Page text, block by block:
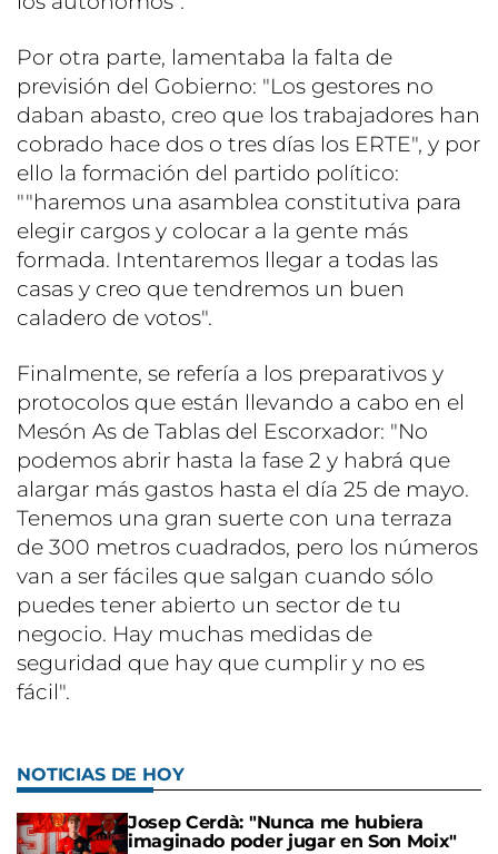
Por otra parte, lamentaba la falta de
previsión del Gobierno: "Los gestores no
daban abasto, creo que los trabajadores han
cobrado hace dos o tres días los ERTE", y por
ello la formación del partido político:
""haremos una asamblea constitutiva para
elegir cargos y colocar a la gente más
formada. Intentaremos llegar a todas las
casas y creo que tendremos un buen
caladero de votos".
Finalmente, se refería a los preparativos y
protocolos que están llevando a cabo en el
Mesón As de Tablas del Escorxador: "No
podemos abrir hasta la fase 2 y habrá que
alargar más gastos hasta el día 25 de mayo.
Tenemos una gran suerte con una terraza
de 300 metros cuadrados, pero los números
van a ser fáciles que salgan cuando sólo
puedes tener abierto un sector de tu
negocio. Hay muchas medidas de
seguridad que hay que cumplir y no es
fácil".
NOTICIAS DE HOY
Josep Cerdà: "Nunca me hubiera
imaginado poder jugar en Son Moix"